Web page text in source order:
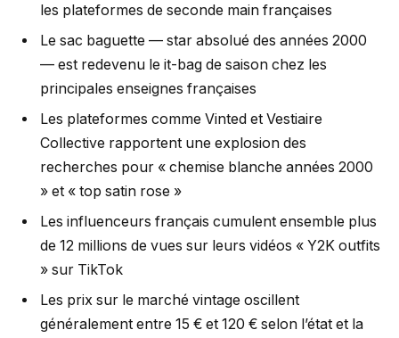
les plateformes de seconde main françaises
Le sac baguette — star absolué des années 2000
— est redevenu le it-bag de saison chez les
principales enseignes françaises
Les plateformes comme Vinted et Vestiaire
Collective rapportent une explosion des
recherches pour « chemise blanche années 2000
» et « top satin rose »
Les influenceurs français cumulent ensemble plus
de 12 millions de vues sur leurs vidéos « Y2K outfits
» sur TikTok
Les prix sur le marché vintage oscillent
généralement entre 15 € et 120 € selon l’état et la